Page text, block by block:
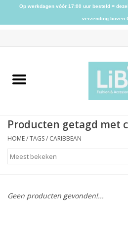
Home
Schoenen
Producten getagd met
HOME/TAGS/ CARIBBEAN
Geen producten gevonden!...
Op werkdagen vóór 17:00 uur besteld =
verzending boven